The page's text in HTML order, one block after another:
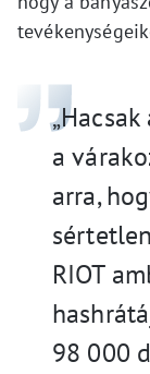
a
arra,
RIOT
98 000